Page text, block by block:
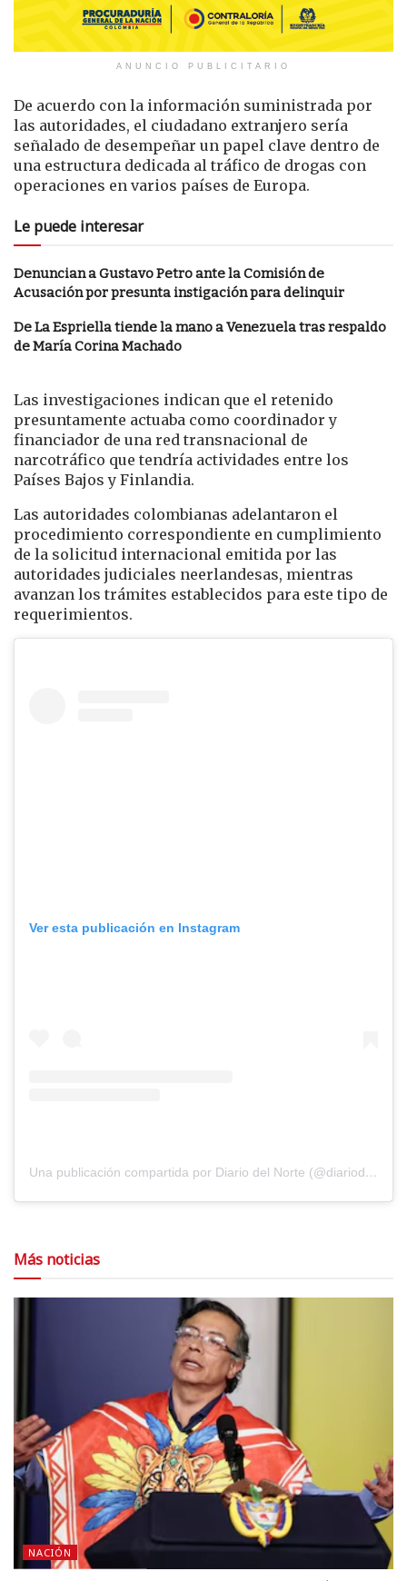
ANUNCIO PUBLICITARIO
De acuerdo con la información suministrada por
las autoridades, el ciudadano extranjero sería
señalado de desempeñar un papel clave dentro de
una estructura dedicada al tráfico de drogas con
operaciones en varios países de Europa.
Le puede interesar
Denuncian a Gustavo Petro ante la Comisión de
Acusación por presunta instigación para delinquir
De La Espriella tiende la mano a Venezuela tras respaldo
de María Corina Machado
Las investigaciones indican que el retenido
presuntamente actuaba como coordinador y
financiador de una red transnacional de
narcotráfico que tendría actividades entre los
Países Bajos y Finlandia.
Las autoridades colombianas adelantaron el
procedimiento correspondiente en cumplimiento
de la solicitud internacional emitida por las
autoridades judiciales neerlandesas, mientras
avanzan los trámites establecidos para este tipo de
requerimientos.
Ver esta publicación en Instagram
Una publicación compartida por Diario del Norte (@diariodelnorte)
Más noticias
NACIÓN